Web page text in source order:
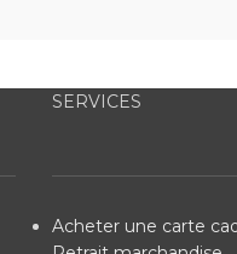
SERVICES
Acheter une carte